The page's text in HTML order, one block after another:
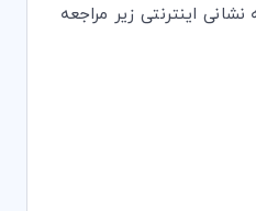
اینترنتی زیر مراجعه